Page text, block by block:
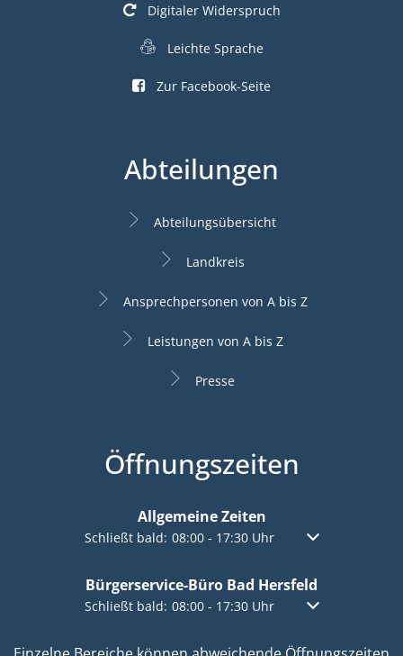
Digitaler Widerspruch
Leichte Sprache
Zur Facebook-Seite
Abteilungen
Abteilungsübersicht
Landkreis
Ansprechpersonen von A bis Z
Leistungen von A bis Z
Presse
Öffnungszeiten
Allgemeine Zeiten
Klicken, um weitere Öffnungs- oder Schließzeiten
Schließt bald: 08:00- 17:30Uhr Von 08:00 bis
Bürgerservice-Büro Bad Hersfeld
Klicken, um weitere Öffnungs- oder Schließzeiten
Schließt bald: 08:00- 17:30Uhr Von 08:00 bis